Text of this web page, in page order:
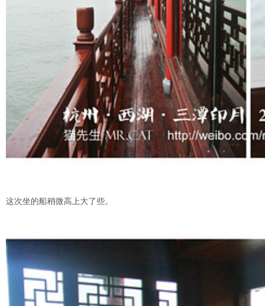
这次坐的船稍微高上大了些。